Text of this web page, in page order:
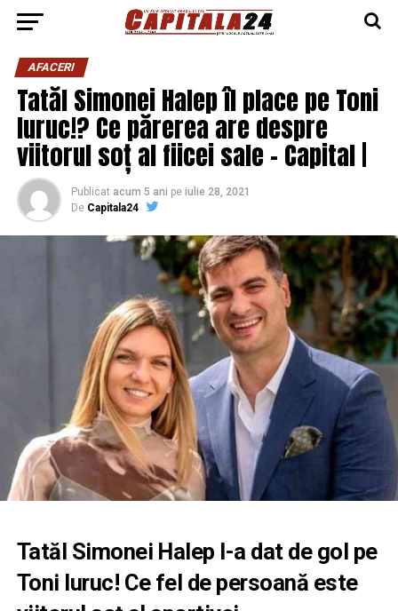
AFACERI
Tatăl Simonei Halep îl place pe Toni
Iuruc!? Ce părerea are despre
viitorul soț al fiicei sale – Capital |
Publicat acum 5 ani pe iulie 28, 2021
De Capitala24
Tatăl Simonei Halep l-a dat de gol pe
Toni Iuruc! Ce fel de persoană este